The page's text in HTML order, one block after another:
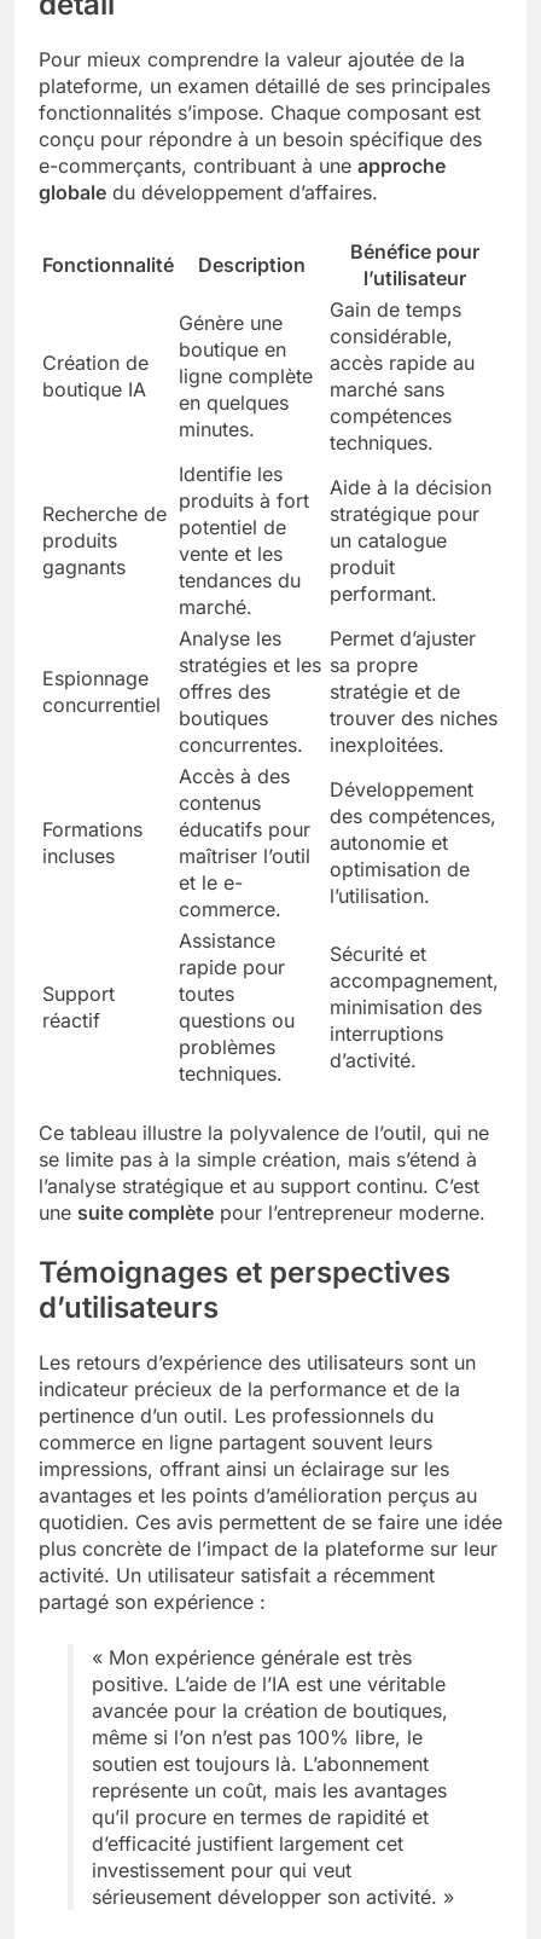
Pour mieux comprendre la valeur ajoutée de la
plateforme, un examen détaillé de ses principales
fonctionnalités s’impose. Chaque composant est
conçu pour répondre à un besoin spécifique des
e-commerçants, contribuant à une approche
globale du développement d’affaires.
Fonctionnalité Description
Bénéfice pour
l’utilisateur
Création de
boutique IA
Génère une
boutique en
ligne complète
en quelques
minutes.
Gain de temps
considérable,
accès rapide au
marché sans
compétences
techniques.
Recherche de
produits
gagnants
Identifie les
produits à fort
potentiel de
vente et les
tendances du
marché.
Aide à la décision
stratégique pour
un catalogue
produit
performant.
Espionnage
concurrentiel
Analyse les
stratégies et les
offres des
boutiques
concurrentes.
Permet d’ajuster
sa propre
stratégie et de
trouver des niches
inexploitées.
Formations
incluses
Accès à des
contenus
éducatifs pour
maîtriser l’outil
et le e-
commerce.
Développement
des compétences,
autonomie et
optimisation de
l’utilisation.
Support
réactif
Assistance
rapide pour
toutes
questions ou
problèmes
techniques.
Sécurité et
accompagnement,
minimisation des
interruptions
d’activité.
Ce tableau illustre la polyvalence de l’outil, qui ne
se limite pas à la simple création, mais s’étend à
l’analyse stratégique et au support continu. C’est
une suite complète pour l’entrepreneur moderne.
Témoignages et perspectives
d’utilisateurs
Les retours d’expérience des utilisateurs sont un
indicateur précieux de la performance et de la
pertinence d’un outil. Les professionnels du
commerce en ligne partagent souvent leurs
impressions, offrant ainsi un éclairage sur les
avantages et les points d’amélioration perçus au
quotidien. Ces avis permettent de se faire une idée
plus concrète de l’impact de la plateforme sur leur
activité. Un utilisateur satisfait a récemment
partagé son expérience :
« Mon expérience générale est très
positive. L’aide de l’IA est une véritable
avancée pour la création de boutiques,
même si l’on n’est pas 100% libre, le
soutien est toujours là. L’abonnement
représente un coût, mais les avantages
qu’il procure en termes de rapidité et
d’efficacité justifient largement cet
investissement pour qui veut
sérieusement développer son activité. »